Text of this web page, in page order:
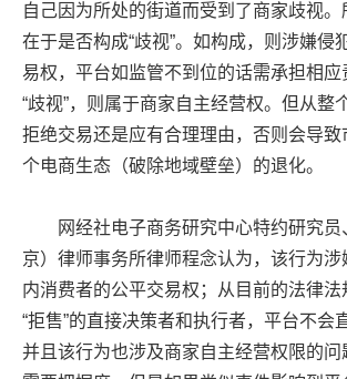
自己因为所处的街道而受到了商家歧视
在于是否构成“歧视”。如构成，则涉嫌侵
易权，平台如监管不到位的话需承担相
“歧视”，则属于商家自主经营权。但从整
拒绝交易还是应有合理理由，否则会导
个电商生态（破除地域壁垒）的退化。
网经社电子商务研究中心特约研究员
京）律师事务所律师程念认为，该行为
内消费者的公平交易权；从目前的法律法
“拒售”的直接决策者和执行者，平台不会
并且该行为也涉及商家自主经营权限的问